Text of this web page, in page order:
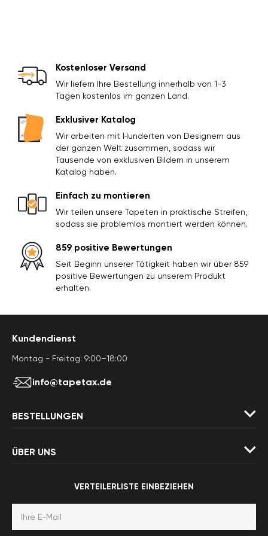
Kostenloser Versand
Wir liefern Ihre Bestellung innerhalb von 1-3
Tagen kostenlos im ganzen Land.
Exklusiver Katalog
Wir arbeiten mit Hunderten von Designern aus
der ganzen Welt zusammen, sodass wir
Tausende von exklusiven Bildern in unserem
Katalog haben.
Einfach zu montieren
Wir teilen unsere Tapeten in praktische Streifen,
sodass sie problemlos montiert werden können.
859 positive Bewertungen
Seit Beginn unserer Tätigkeit haben wir über 859
positive Bewertungen zu unserem Produkt
erhalten.
Kundendienst
Montag - Freitag: 9:00–18:00
info@tapetax.de
BESTELLUNGEN
ÜBER UNS
VERTEILERLISTE EINBEZIEHEN